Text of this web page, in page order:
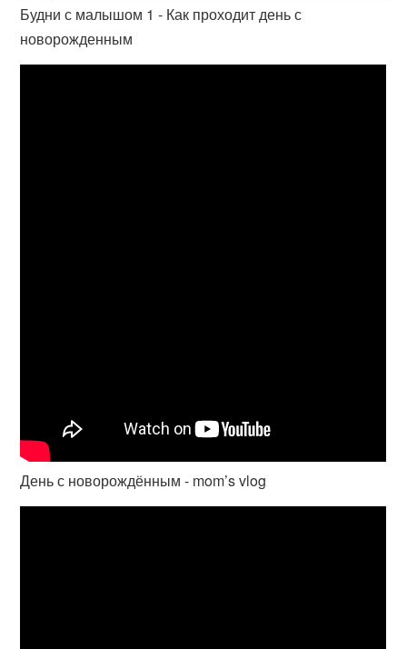
Будни с малышом 1 - Как проходит день с
новорожденным
День с новорождённым - mom’s vlog